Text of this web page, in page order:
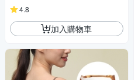
4.8
加入購物車